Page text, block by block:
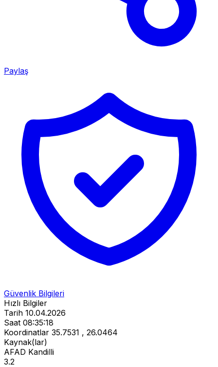
Paylaş
Güvenlik Bilgileri
Hızlı Bilgiler
Tarih 10.04.2026
Saat 08:35:18
Koordinatlar 35.7531 , 26.0464
Kaynak(lar)
AFAD Kandilli
3.2